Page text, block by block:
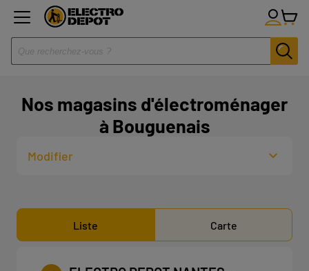
Nos magasins d'électroménager
à Bouguenais
Modifier
Liste Carte